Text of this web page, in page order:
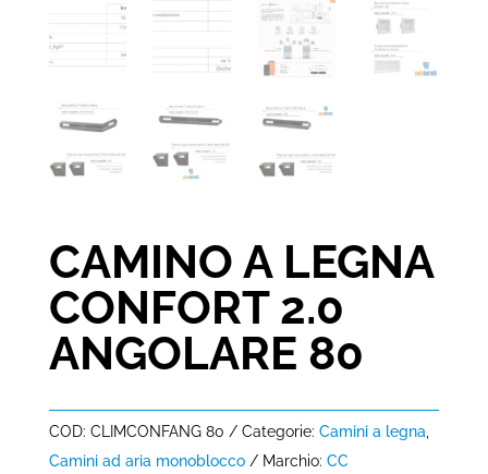
CAMINO A LEGNA
CONFORT 2.0
ANGOLARE 80
COD: CLIMCONFANG 80 Categorie: Camini a legna
Camini ad aria monoblocco
Marchio: CC